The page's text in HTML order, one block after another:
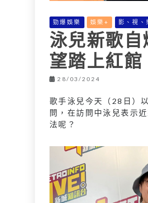
勁爆娛樂 娛樂+ 影、視、
泳兒新歌
望踏上紅館
28/03/2024
歌手泳兒今天（ 28 日）
問，在訪問中泳兒表示
法呢？